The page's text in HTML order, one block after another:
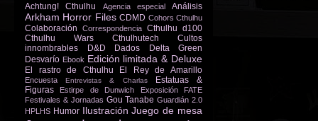
Achtung! Cthulhu Agencia especial Análisis
Arkham Horror Files CDMD Cohors Cthulhu
Colaboración Correspondencia Cthulhu d100
Cthulhu Wars
Cthulhutech
Cultos
innombrables
D&D Dados
Delta Green
Desvarío Ebook Edición limitada & Deluxe
El rastro de Cthulhu El Rey de Amarillo
Encuesta Entrevistas & Charlas
Estatuas &
Figuras
Estirpe de Dunwich Exposición
FATE
Festivales & Jornadas Gou Tanabe Guardián 2.0
HPLHS Humor Ilustración Juego de mesa